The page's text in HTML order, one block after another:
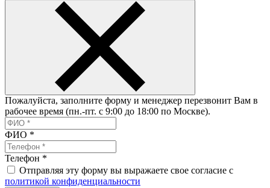
Пожалуйста, заполните форму и менеджер перезвонит Вам в
рабочее время (пн.-пт. с 9:00 до 18:00 по Москве).
ФИО *
Телефон *
Отправляя эту форму вы выражаете свое согласие с
политикой конфиденциальности